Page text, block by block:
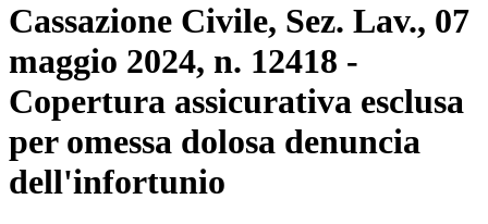
Cassazione Civile, Sez. Lav., 07
maggio 2024, n. 12418 -
Copertura assicurativa esclusa
per omessa dolosa denuncia
dell'infortunio